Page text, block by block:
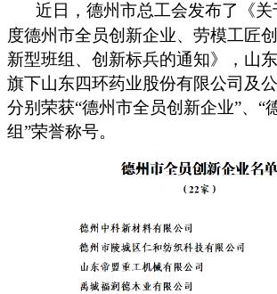
近日，德州市总工会发布了《关
度德州市全员创新企业、劳模工匠
新型班组、创新标兵的通知》，山
旗下山东四环药业股份有限公司及
分别荣获“德州市全员创新企业”、“
组”荣誉称号。